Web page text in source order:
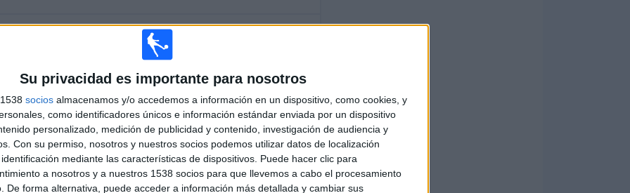
Su privacidad es importante para nosotros
socios almacenamos y/o accedemos a información en un dispositivo, como cookies, y
como identificadores únicos e información estándar enviada por un dispositivo
personalizado, medición de publicidad y contenido, investigación de audiencia y
Con su permiso, nosotros y nuestros socios podemos utilizar datos de localización
mediante las características de dispositivos. Puede hacer clic para
a nosotros y a nuestros 1538 socios para que llevemos a cabo el procesamiento
De forma alternativa, puede acceder a información más detallada y cambiar sus
YouTube
ÚLTIMO PARTIDO DE PAGO
- por
TOTAL
2
CANALES TV
DÍAS
358
SIN PARTIDO
GRATUÍTO
MEDIA
1
CANALES POR
PARTIDO